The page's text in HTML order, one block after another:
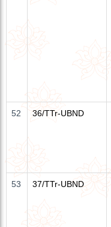
52 36/TTr-UBND
53 37/TTr-UBND